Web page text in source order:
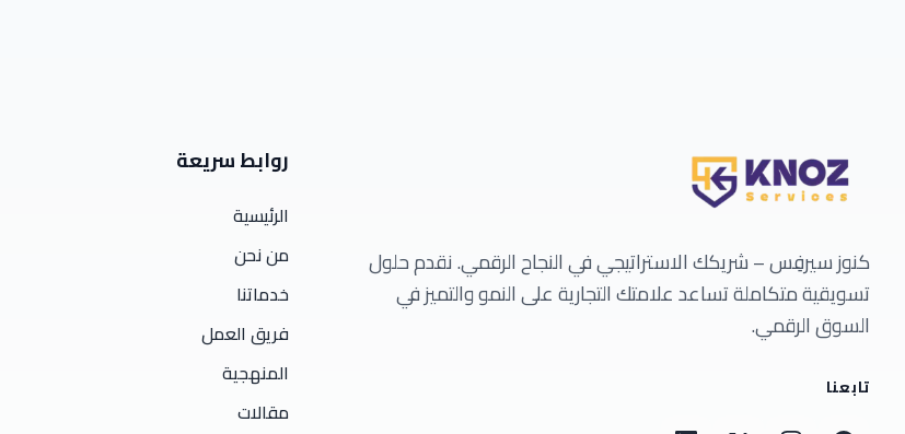
كنوز سيرفِس – شريكك الاستراتيجي في النجاح الرقمي. نقدم حلول
تسويقية متكاملة تساعد علامتك التجارية على النمو والتميز في
السوق الرقمي.
تابعنا
روابط سريعة
الرئيسية
من نحن
خدماتنا
فريق العمل
المنهجية
مقالات